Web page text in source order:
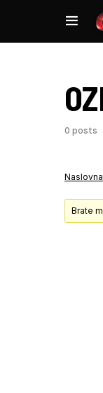
0 posts
Naslovna
Brate